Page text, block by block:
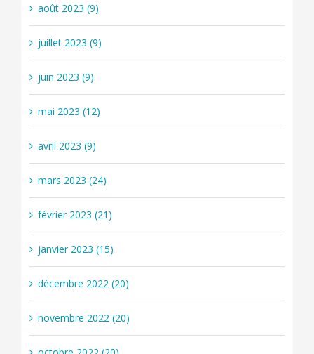
août 2023 (9)
juillet 2023 (9)
juin 2023 (9)
mai 2023 (12)
avril 2023 (9)
mars 2023 (24)
février 2023 (21)
janvier 2023 (15)
décembre 2022 (20)
novembre 2022 (20)